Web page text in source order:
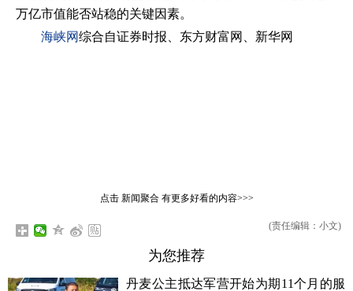
万亿市值能否站稳的关键因素。
海峡网综合自证券时报、东方财富网、新华网
点击 新闻聚合有更多好看的内容>>>
(责任编辑：小文)
为您推荐
丹麦公主抵达军营开始为期11个月的服